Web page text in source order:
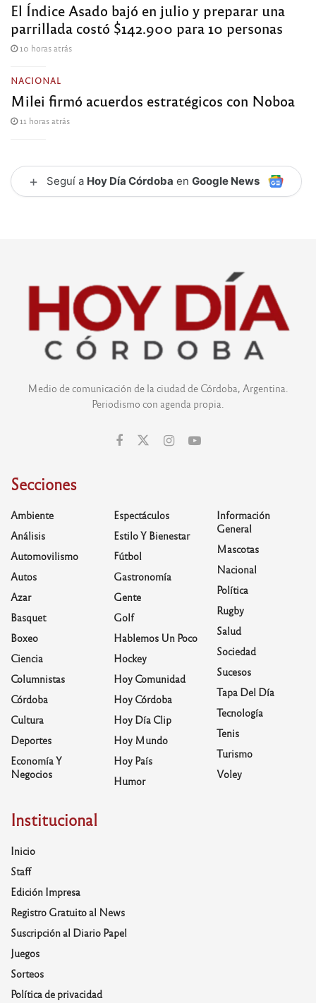
El Índice Asado bajó en julio y preparar una
parrillada costó $142.900 para 10 personas
10 horas atrás
NACIONAL
Milei firmó acuerdos estratégicos con Noboa
11 horas atrás
+ Seguí a Hoy Día Córdoba en Google News
Medio de comunicación de la ciudad de Córdoba, Argentina.
Periodismo con agenda propia.
Secciones
Ambiente
Análisis
Automovilismo
Autos
Azar
Basquet
Boxeo
Ciencia
Columnistas
Córdoba
Cultura
Deportes
Economía Y
Negocios
Espectáculos
Estilo Y Bienestar
Fútbol
Gastronomía
Gente
Golf
Hablemos Un Poco
Hockey
Hoy Comunidad
Hoy Córdoba
Hoy Día Clip
Hoy Mundo
Hoy País
Humor
Información
General
Mascotas
Nacional
Política
Rugby
Salud
Sociedad
Sucesos
Tapa Del Día
Tecnología
Tenis
Turismo
Voley
Institucional
Inicio
Staff
Edición Impresa
Registro Gratuito al News
Suscripción al Diario Papel
Juegos
Sorteos
Política de privacidad